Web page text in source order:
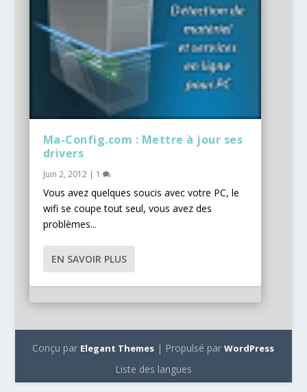
Ma-Config.com : Mettre à jour ses
drivers
Juin 2, 2012| 1
Vous avez quelques soucis avec votre PC, le
wifi se coupe tout seul, vous avez des
problèmes...
EN SAVOIR PLUS
Conçu par Elegant Themes | Propulsé parWordPress
Liste des langues